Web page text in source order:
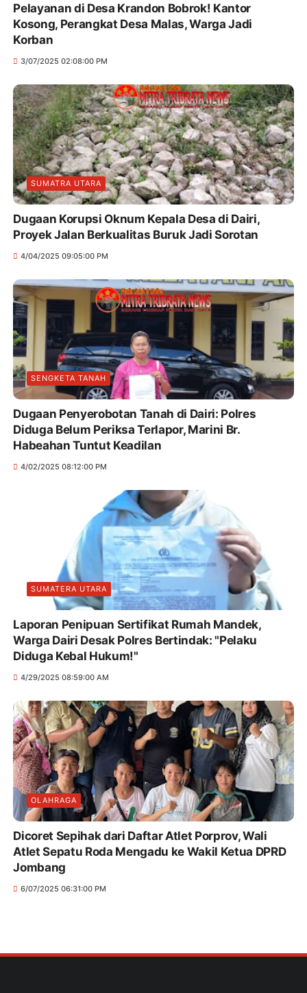
Pelayanan di Desa Krandon Bobrok! Kantor
Kosong, Perangkat Desa Malas, Warga Jadi
Korban
3/07/2025 02:08:00 PM
SUMATRA UTARA
Dugaan Korupsi Oknum Kepala Desa di Dairi,
Proyek Jalan Berkualitas Buruk Jadi Sorotan
4/04/2025 09:05:00 PM
SENGKETA TANAH
Dugaan Penyerobotan Tanah di Dairi: Polres
Diduga Belum Periksa Terlapor, Marini Br.
Habeahan Tuntut Keadilan
4/02/2025 08:12:00 PM
SUMATERA UTARA
Laporan Penipuan Sertifikat Rumah Mandek,
Warga Dairi Desak Polres Bertindak: "Pelaku
Diduga Kebal Hukum!"
4/29/2025 08:59:00 AM
OLAHRAGA
Dicoret Sepihak dari Daftar Atlet Porprov, Wali
Atlet Sepatu Roda Mengadu ke Wakil Ketua DPRD
Jombang
6/07/2025 06:31:00 PM